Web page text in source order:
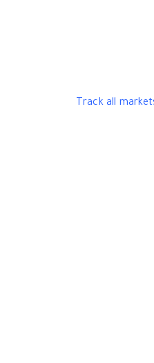
Track all